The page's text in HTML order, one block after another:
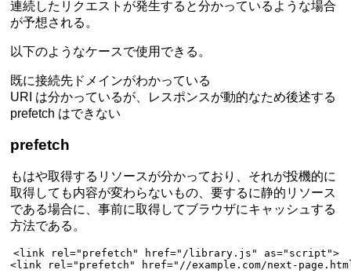
連続したリクエストが発生すると分かっているような場合
が予想される。
以下のようなケースで使用できる。
既に接続先ドメインがわかっている
URI は分かっているが、レスポンスが動的なため後述する
prefetch はできない
prefetch
もはや取得するリソースが分かっており、それが投機的に
取得しても内容が変わらないもの、要するに静的リソース
である場合に、事前に取得してブラウザにキャッシュする
方法である。
<link rel="prefetch" href="/library.js" as="script">
<link rel="prefetch" href="//example.com/next-